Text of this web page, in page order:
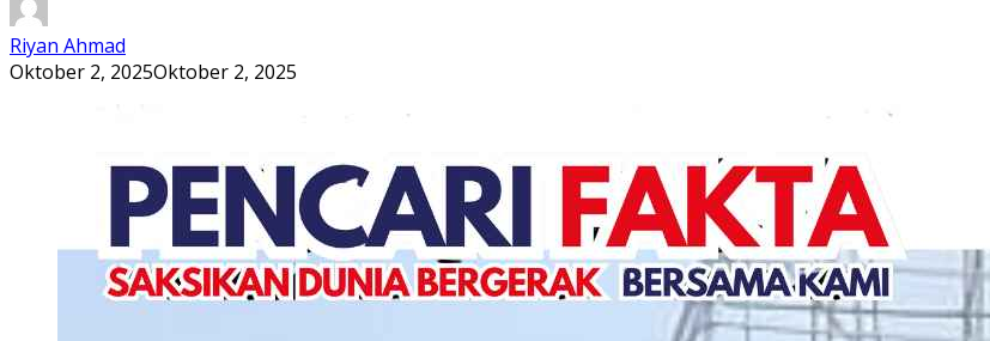
Riyan Ahmad
Oktober 2, 2025Oktober 2, 2025